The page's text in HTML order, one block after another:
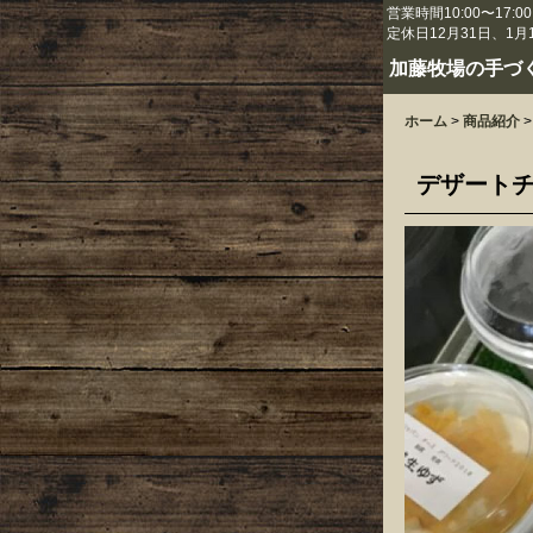
営業時間10:00〜17:00
定休日12月31日、1月
加藤牧場の手
ホーム > 商品紹介 >
デザート